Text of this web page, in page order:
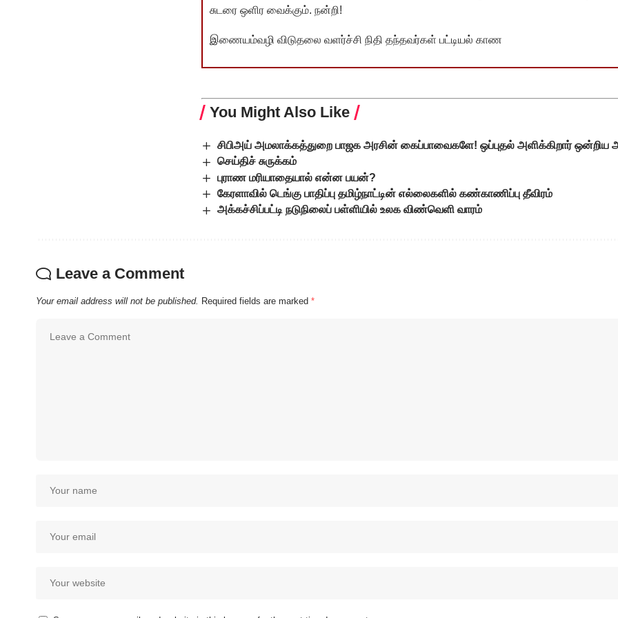
சுடரை ஒளிர வைக்கும். நன்றி!
இணையம்வழி விடுதலை வளர்ச்சி நிதி தந்தவர்கள் பட்டியல் காண
You Might Also Like
சிபிஅய் அமலாக்கத்துறை பாஜக அரசின் கைப்பாவைகளே! ஒப்புதல் அளிக்கிறார் ஒன்றிய
செய்திச் சுருக்கம்
புராண மரியாதையால் என்ன பயன்?
கேரளாவில் டெங்கு பாதிப்பு தமிழ்நாட்டின் எல்லைகளில் கண்காணிப்பு தீவிரம்
அக்கச்சிப்பட்டி நடுநிலைப் பள்ளியில் உலக விண்வெளி வாரம்
Leave a Comment
Your email address will not be published. Required fields are marked *